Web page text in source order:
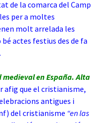
de la comarca del Camp
per a moltes
molt arrelada les
bé actes festius des de fa
en España. Alta
afig que el cristianisme,
antigues i
del cristianisme “en las